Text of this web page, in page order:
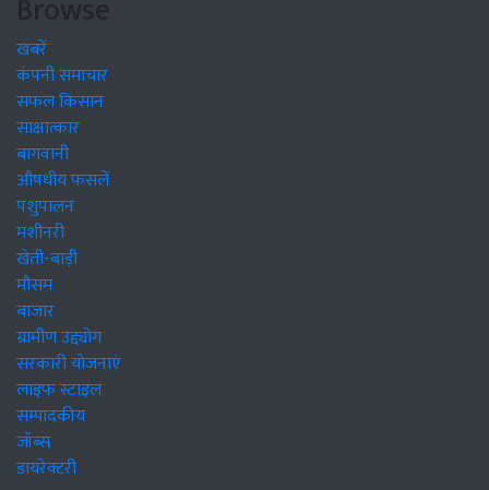
खबरें
कंपनी समाचार
सफल किसान
साक्षात्कार
बागवानी
औषधीय फसलें
पशुपालन
मशीनरी
खेती-बाड़ी
मौसम
बाजार
ग्रामीण उद्द्योग
सरकारी योजनाएं
लाइफ स्टाइल
सम्पादकीय
जॉब्स
डायरेक्टरी